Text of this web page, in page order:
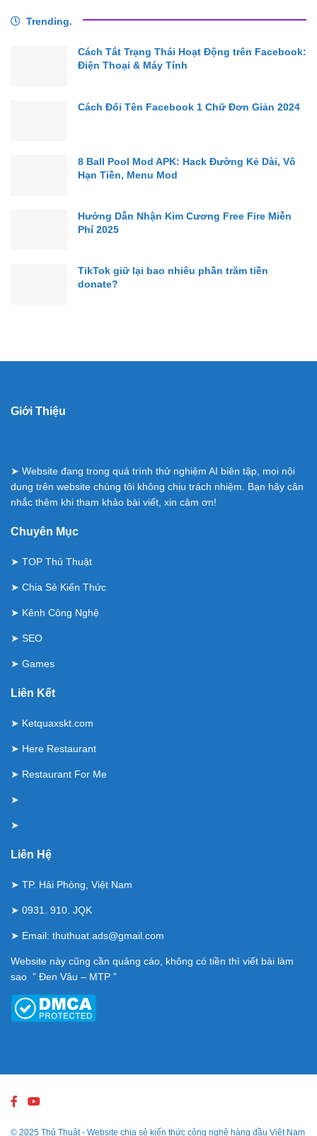
Trending.
Cách Tắt Trạng Thái Hoạt Động trên Facebook:
Điện Thoại & Máy Tính
Cách Đổi Tên Facebook 1 Chữ Đơn Giản 2024
8 Ball Pool Mod APK: Hack Đường Kẻ Dài, Vô
Hạn Tiền, Menu Mod
Hướng Dẫn Nhận Kim Cương Free Fire Miễn
Phí 2025
TikTok giữ lại bao nhiêu phần trăm tiền
donate?
Giới Thiệu
➤ Website đang trong quá trình thử nghiệm AI biên tập, mọi nội
dung trên website chúng tôi không chịu trách nhiệm. Bạn hãy cân
nhắc thêm khi tham khảo bài viết, xin cảm ơn!
Chuyên Mục
➤ TOP Thủ Thuật
➤ Chia Sẻ Kiến Thức
➤ Kênh Công Nghệ
➤ SEO
➤ Games
Liên Kết
➤ Ketquaxskt.com
➤ Here Restaurant
➤ Restaurant For Me
➤
➤
Liên Hệ
➤ TP. Hải Phòng, Việt Nam
➤ 0931. 910. JQK
➤ Email: thuthuat.ads@gmail.com
Website này cũng cần quảng cáo, không có tiền thì viết bài làm
sao ” Đen Vâu – MTP ”
© 2025 Thủ Thuật- Website chia sẻ kiến thức công nghệ hàng đầu Việt Nam